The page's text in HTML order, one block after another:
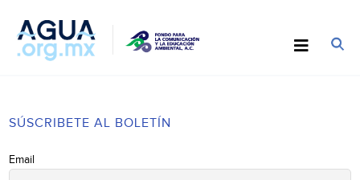
SÚSCRIBETE AL BOLETÍN
Email